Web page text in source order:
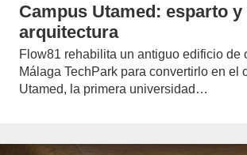
Campus Utamed: esparto y
arquitectura
Flow81 rehabilita un antiguo edificio de
Málaga TechPark para convertirlo en el
Utamed, la primera universidad…